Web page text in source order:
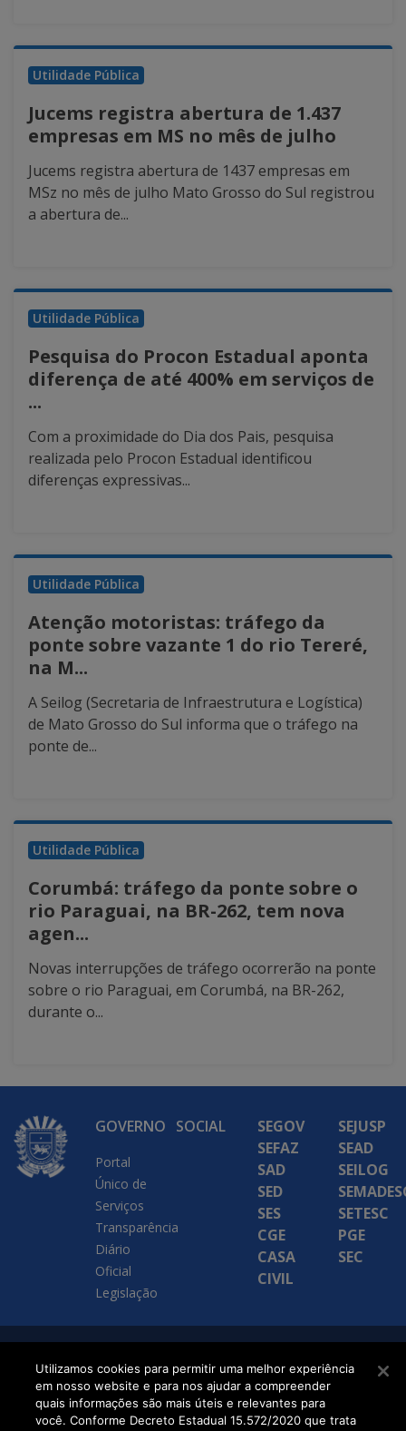
Utilidade Pública
Jucems registra abertura de 1.437
empresas em MS no mês de julho
Jucems registra abertura de 1437 empresas em
MSz no mês de julho Mato Grosso do Sul registrou
a abertura de...
Utilidade Pública
Pesquisa do Procon Estadual aponta
diferença de até 400% em serviços de
...
Com a proximidade do Dia dos Pais, pesquisa
realizada pelo Procon Estadual identificou
diferenças expressivas...
Utilidade Pública
Atenção motoristas: tráfego da
ponte sobre vazante 1 do rio Tereré,
na M...
A Seilog (Secretaria de Infraestrutura e Logística)
de Mato Grosso do Sul informa que o tráfego na
ponte de...
Utilidade Pública
Corumbá: tráfego da ponte sobre o
rio Paraguai, na BR-262, tem nova
agen...
Novas interrupções de tráfego ocorrerão na ponte
sobre o rio Paraguai, em Corumbá, na BR-262,
durante o...
GOVERNO
Portal
Único de
Serviços
Transparência
Diário
Oficial
Legislação
SOCIAL
SEGOV
SEFAZ
SAD
SED
SES
CGE
CASA
CIVIL
SEJUSP
SEAD
SEILOG
SETESC
PGE
SEC
SETDIG | Secretaria-
Executiva de
Transformação Digital
Utilizamos cookies para permitir uma melhor experiência
em nosso website e para nos ajudar a compreender
quais informações são mais úteis e relevantes para
você. Conforme Decreto Estadual 15.572/2020 que trata